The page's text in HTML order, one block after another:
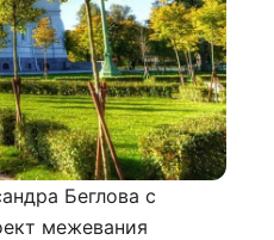
Беглова с
межевания